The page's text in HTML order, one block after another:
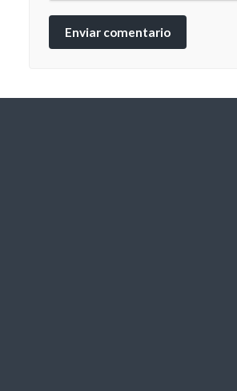
Enviar comentario